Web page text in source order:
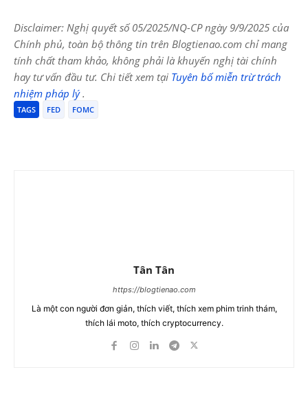
Disclaimer: Nghị quyết số 05/2025/NQ-CP ngày 9/9/2025 của
Chính phủ, toàn bộ thông tin trên Blogtienao.com chỉ mang
tính chất tham khảo, không phải là khuyến nghị tài chính
hay tư vấn đầu tư. Chi tiết xem tại Tuyên bố miễn trừ trách
nhiệm pháp lý.
TAGS FED FOMC
Tân Tân
https://blogtienao.com
Là một con người đơn giản, thích viết, thích xem phim trinh thám,
thích lái moto, thích cryptocurrency.